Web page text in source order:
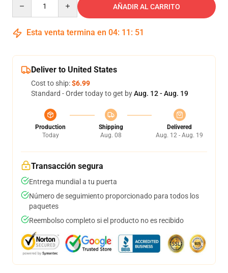
AÑADIR AL CARRITO
Esta venta termina en 04: 11 : 51
Deliver to United States
Cost to ship:$6.99
Standard - Order today to get byAug. 12 - Aug. 19
Production
Today
Shipping
Aug. 08
Delivered
Aug. 12 - Aug. 19
Transacción segura
Entrega mundial a tu puerta
Número de seguimiento proporcionado para todos los
paquetes
Reembolso completo si el producto no es recibido